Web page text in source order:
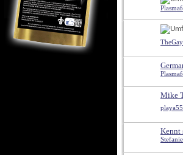
Mike
playa55
Kennt